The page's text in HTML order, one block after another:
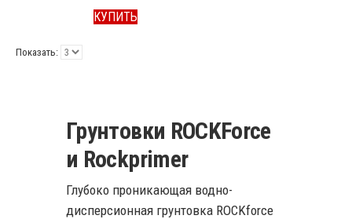
КУПИТЬ
Показать:
Грунтовки ROCKForce
и Rockprimer
Глубоко проникающая водно-
дисперсионная грунтовка ROCKforce